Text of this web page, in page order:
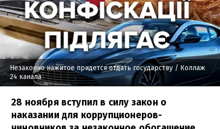
Незаконно нажитое придется отдать государству / Коллаж
24 канала
28 ноября вступил в силу закон о
наказании для коррупционеров-